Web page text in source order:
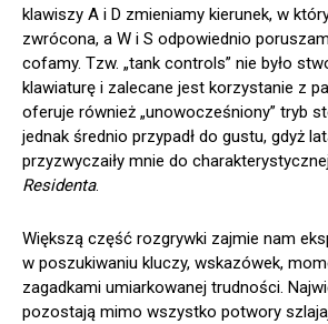
klawiszy A i D zmieniamy kierunek, w
zwrócona, a W i S odpowiednio
cofamy. Tzw. „tank controls” nie było
klawiaturę i zalecane jest korzystanie z
oferuje również „unowocześniony” tryb
jednak średnio przypadł do gustu, gdyż
przyzwyczaiły mnie do
Residenta.
Większą część rozgrywki zajmie nam
w poszukiwaniu kluczy, wskazówek,
zagadkami umiarkowanej trudności.
pozostają mimo wszystko potwory